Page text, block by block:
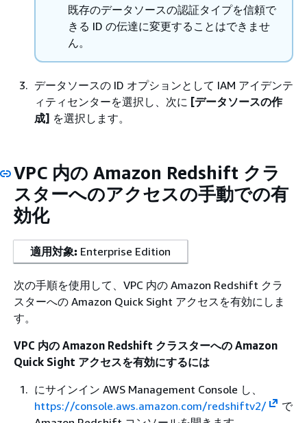
既存のデータソースの認証タイプを信頼で
きる ID の伝達に変更することはできませ
ん。
データソースの ID オプションとして IAM アイデンテ
ィティセンターを選択し、次に [データソースの作
成] を選択します。
VPC 内の Amazon Redshift クラ
スターへのアクセスの手動での有
効化
適用対象: Enterprise Edition
次の手順を使用して、VPC 内の Amazon Redshift クラ
スターへの Amazon Quick Sight アクセスを有効にしま
す。
VPC 内の Amazon Redshift クラスターへの Amazon
Quick Sight アクセスを有効にするには
にサインイン AWS Management Console し、
https://console.aws.amazon.com/redshiftv2/
で